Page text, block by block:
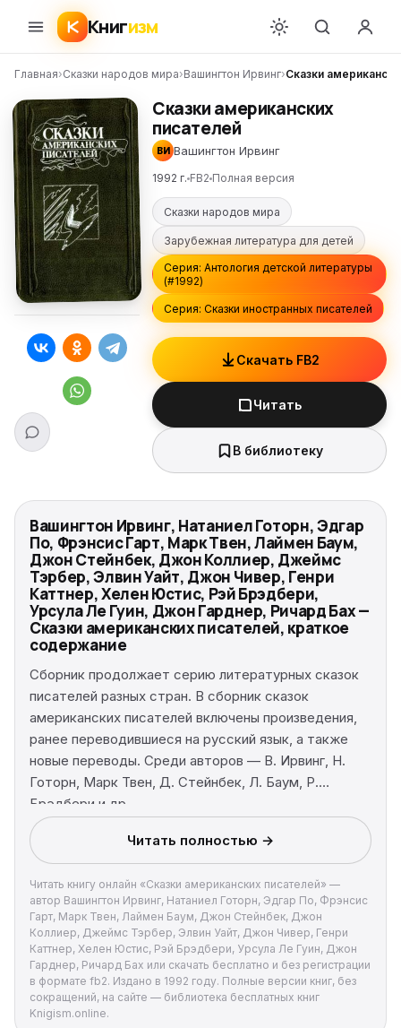
Книгизм
Главная›Сказки народов мира›Вашингтон Ирвинг›Сказки
Сказки американских
писателей
ВИ Вашингтон Ирвинг
1992 г. FB2 Полная версия
Сказки народов мира
Зарубежная литература для детей
Серия: Антология детской литературы
(#1992)
Серия: Сказки иностранных писателей
Скачать FB2
Читать
В библиотеку
Вашингтон Ирвинг, Натаниел Готорн, Эдгар
По, Фрэнсис Гарт, Марк Твен, Лаймен Баум,
Джон Стейнбек, Джон Коллиер, Джеймс
Тэрбер, Элвин Уайт, Джон Чивер, Генри
Каттнер, Хелен Юстис, Рэй Брэдбери,
Урсула Ле Гуин, Джон Гарднер, Ричард Бах —
Сказки американских писателей, краткое
содержание
Сборник продолжает серию литературных сказок
писателей разных стран. В сборник сказок
американских писателей включены произведения,
ранее переводившиеся на русский язык, а также
новые переводы. Среди авторов — В. Ирвинг, Н.
Готорн, Марк Твен, Д. Стейнбек, Л. Баум, Р.
Брэдбери и др.
Читать полностью →
Читать книгу онлайн «Сказки американских писателей» —
автор Вашингтон Ирвинг, Натаниел Готорн, Эдгар По, Фрэнсис
Гарт, Марк Твен, Лаймен Баум, Джон Стейнбек, Джон
Коллиер, Джеймс Тэрбер, Элвин Уайт, Джон Чивер, Генри
Каттнер, Хелен Юстис, Рэй Брэдбери, Урсула Ле Гуин, Джон
Гарднер, Ричард Бах или скачать бесплатно и без регистрации
в формате fb2. Издано в 1992 году. Полные версии книг, без
сокращений, на сайте — библиотека бесплатных книг
Knigism.online.